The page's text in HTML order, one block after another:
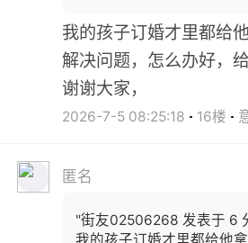
我的孩子订婚才里都给
解决问题，怎么办好，
谢谢大家，
2026-7-5 08:25:18 16楼
匿名
"街友02506268 发表于 6
我的孩子订婚才里都给他